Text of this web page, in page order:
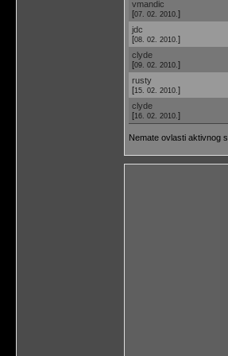
vmandic
[07. 02. 2010. ]
jdc
[08. 02. 2010. ]
clyde
[09. 02. 2010. ]
rusty
[15. 02. 2010. ]
clyde
[16. 02. 2010. ]
Nemate ovlasti aktivnog